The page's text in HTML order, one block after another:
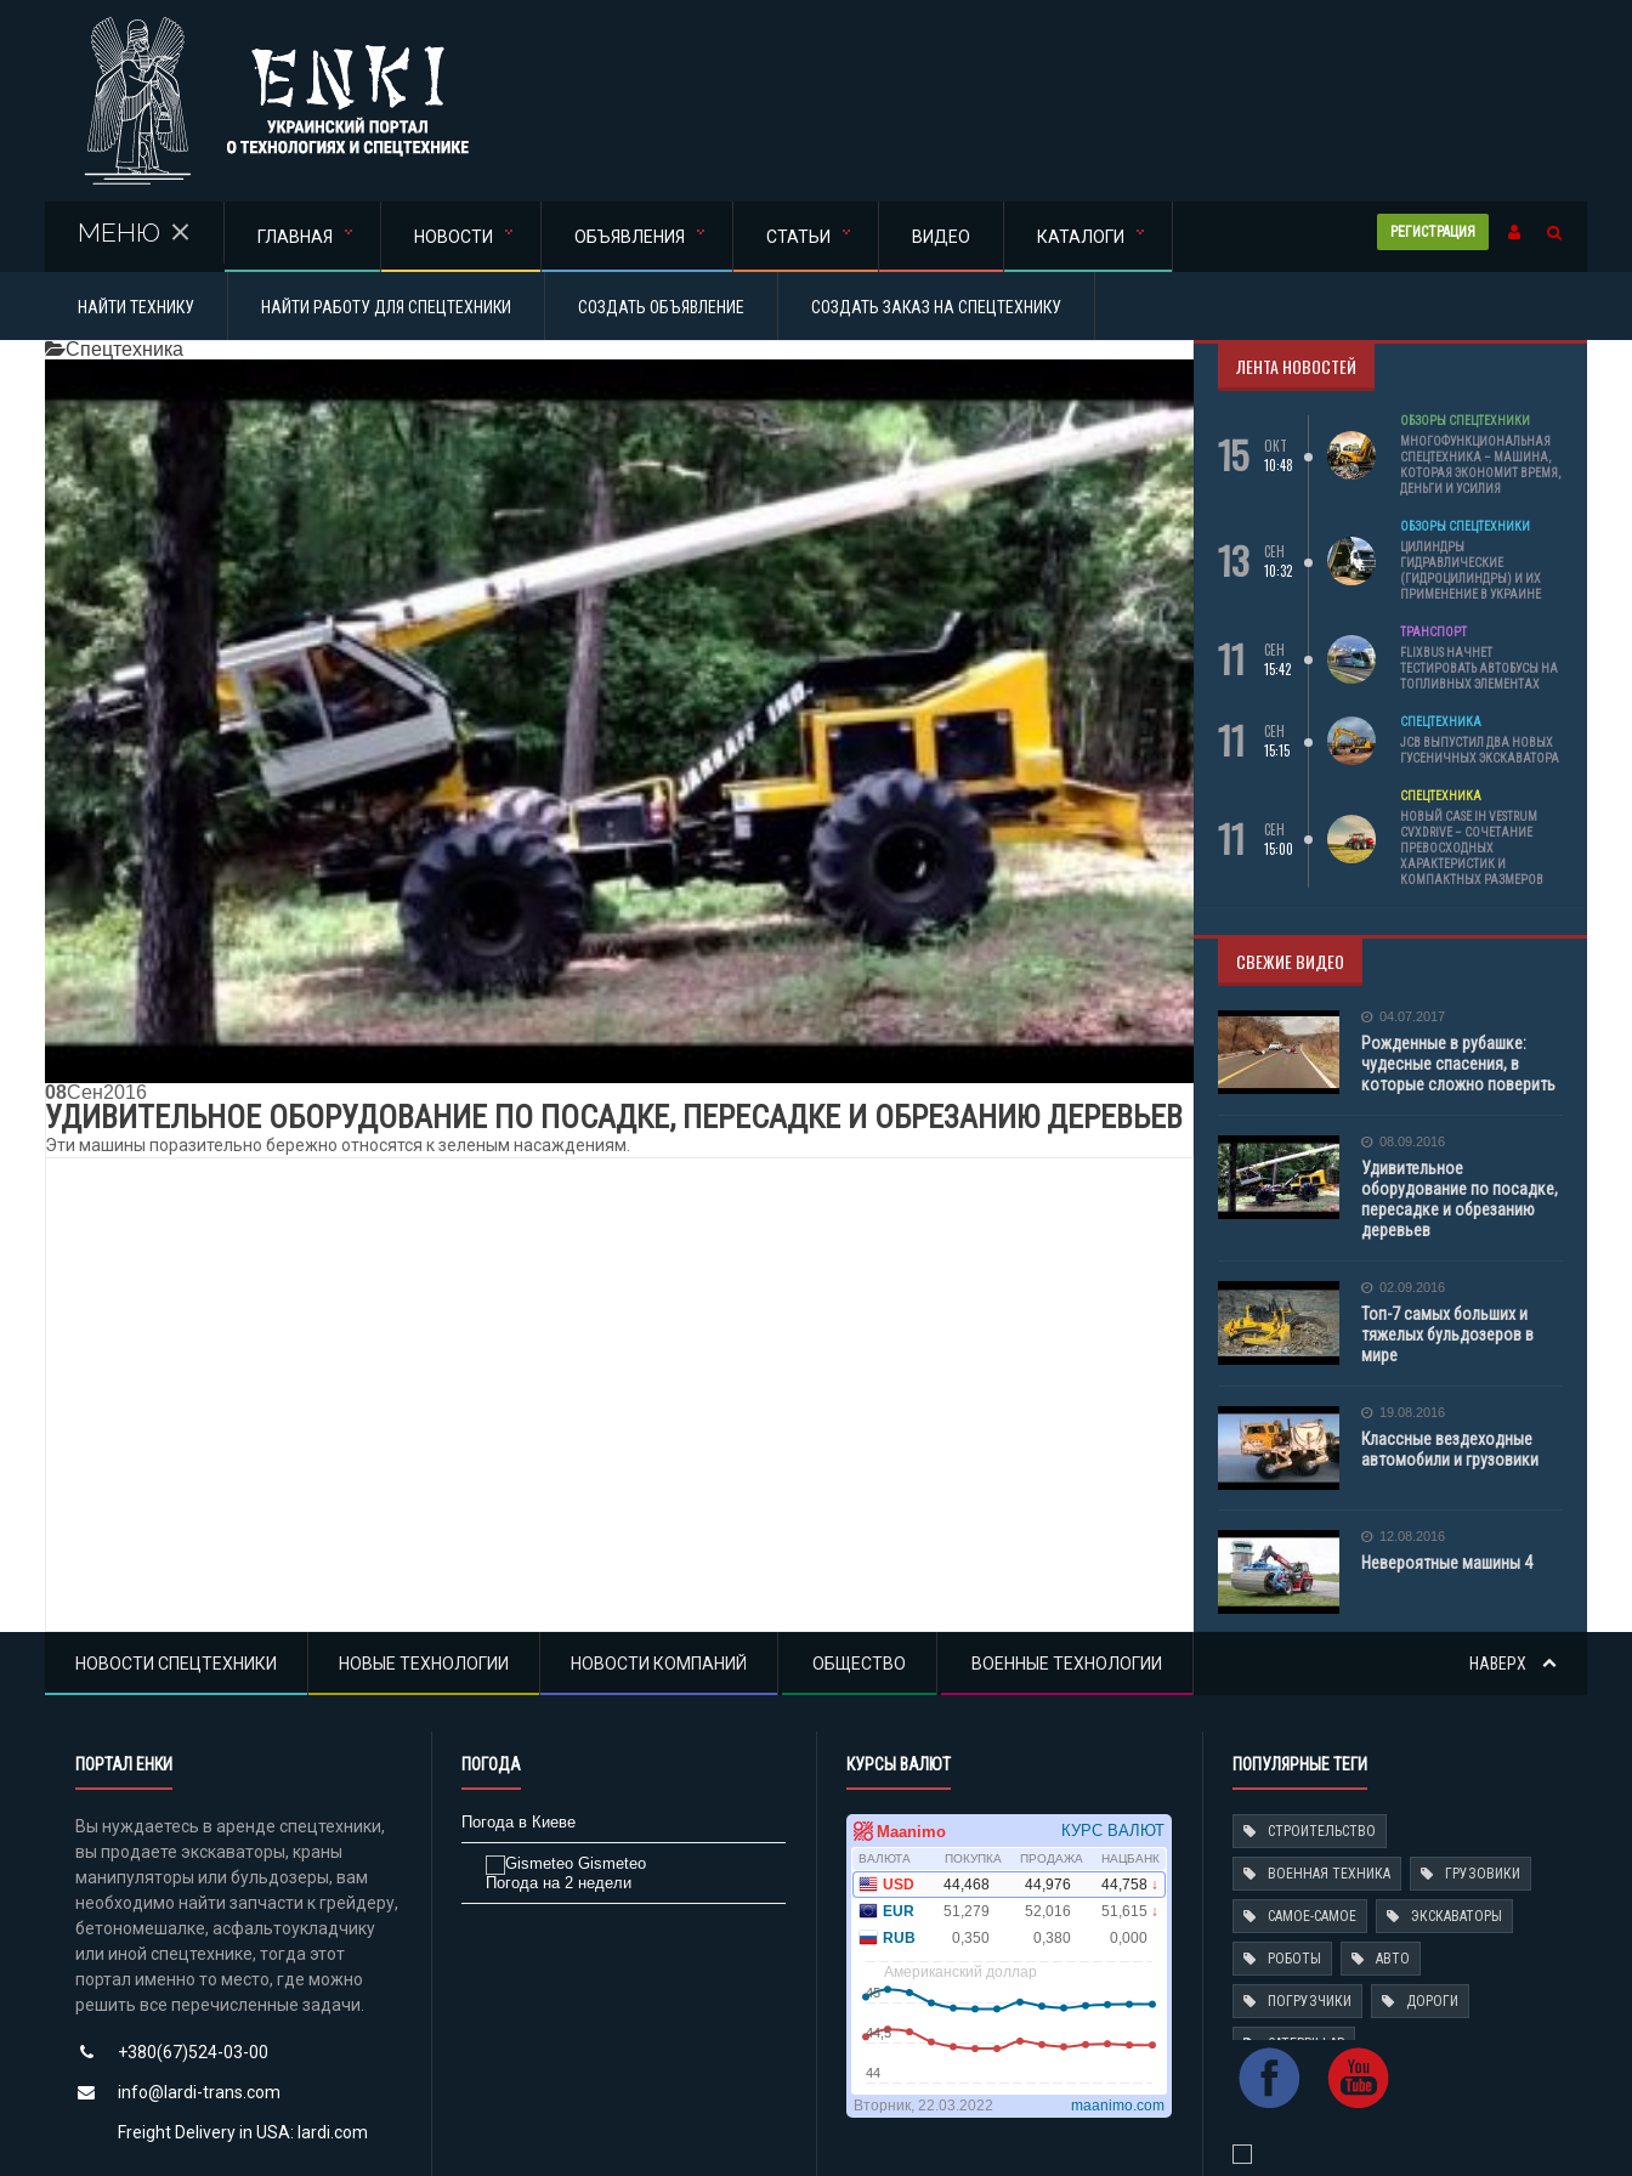
РЕГИСТРАЦИЯ
МЕНЮ ГЛАВНАЯ НОВОСТИ ОБЪЯВЛЕНИЯ СТАТЬИ ВИДЕО КАТАЛОГИ
НАЙТИ ТЕХНИКУ НАЙТИ РАБОТУ ДЛЯ СПЕЦТЕХНИКИ СОЗДАТЬ ОБЪЯВЛЕНИЕ СОЗДАТЬ ЗАКАЗ НА СПЕЦТЕХНИКУ
Спецтехника
08Сен2016
УДИВИТЕЛЬНОЕ ОБОРУДОВАНИЕ ПО ПОСАДКЕ, ПЕРЕСАДКЕ И ОБРЕЗАНИЮ ДЕРЕВЬЕВ
Эти машины поразительно бережно относятся к зеленым насаждениям.
ЛЕНТА НОВОСТЕЙ
15
ОКТ
10:48
ОБЗОРЫ СПЕЦТЕХНИКИ
МНОГОФУНКЦИОНАЛЬНАЯ
СПЕЦТЕХНИКА – МАШИНА,
КОТОРАЯ ЭКОНОМИТ ВРЕМЯ,
ДЕНЬГИ И УСИЛИЯ
13
СЕН
10:32
ОБЗОРЫ СПЕЦТЕХНИКИ
ЦИЛИНДРЫ
ГИДРАВЛИЧЕСКИЕ
(ГИДРОЦИЛИНДРЫ) И ИХ
ПРИМЕНЕНИЕ В УКРАИНЕ
11
СЕН
15:42
ТРАНСПОРТ
FLIXBUS НАЧНЕТ
ТЕСТИРОВАТЬ АВТОБУСЫ НА
ТОПЛИВНЫХ ЭЛЕМЕНТАХ
11
СЕН
15:15
СПЕЦТЕХНИКА
JCB ВЫПУСТИЛ ДВА НОВЫХ
ГУСЕНИЧНЫХ ЭКСКАВАТОРА
11
СЕН
15:00
СПЕЦТЕХНИКА
НОВЫЙ CASE IH VESTRUM
CVXDRIVE – СОЧЕТАНИЕ
ПРЕВОСХОДНЫХ
ХАРАКТЕРИСТИК И
КОМПАКТНЫХ РАЗМЕРОВ
СВЕЖИЕ ВИДЕО
04.07.2017
Рожденные в рубашке:
чудесные спасения, в
которые сложно поверить
08.09.2016
Удивительное
оборудование по посадке,
пересадке и обрезанию
деревьев
02.09.2016
Топ-7 самых больших и
тяжелых бульдозеров в
мире
19.08.2016
Классные вездеходные
автомобили и грузовики
12.08.2016
Невероятные машины 4
НАВЕРХ
НОВОСТИ СПЕЦТЕХНИКИ НОВЫЕ ТЕХНОЛОГИИ НОВОСТИ КОМПАНИЙ ОБЩЕСТВО ВОЕННЫЕ ТЕХНОЛОГИИ
ПОРТАЛ ЕНКИ
Вы нуждаетесь в аренде спецтехники,
вы продаете экскаваторы, краны
манипуляторы или бульдозеры, вам
необходимо найти запчасти к грейдеру,
бетономешалке, асфальтоукладчику
или иной спецтехнике, тогда этот
портал именно то место, где можно
решить все перечисленные задачи.
+380(67)524-03-00
info@lardi-trans.com
Freight Delivery in USA: lardi.com
ПОГОДА
Погода в Киеве
Gismeteo
Погода на 2 недели
КУРСЫ ВАЛЮТ ПОПУЛЯРНЫЕ ТЕГИ
СТРОИТЕЛЬСТВО
ВОЕННАЯ ТЕХНИКА ГРУЗОВИКИ
САМОЕ-САМОЕ ЭКСКАВАТОРЫ
РОБОТЫ АВТО
ПОГРУЗЧИКИ ДОРОГИ
CATERPILLAR